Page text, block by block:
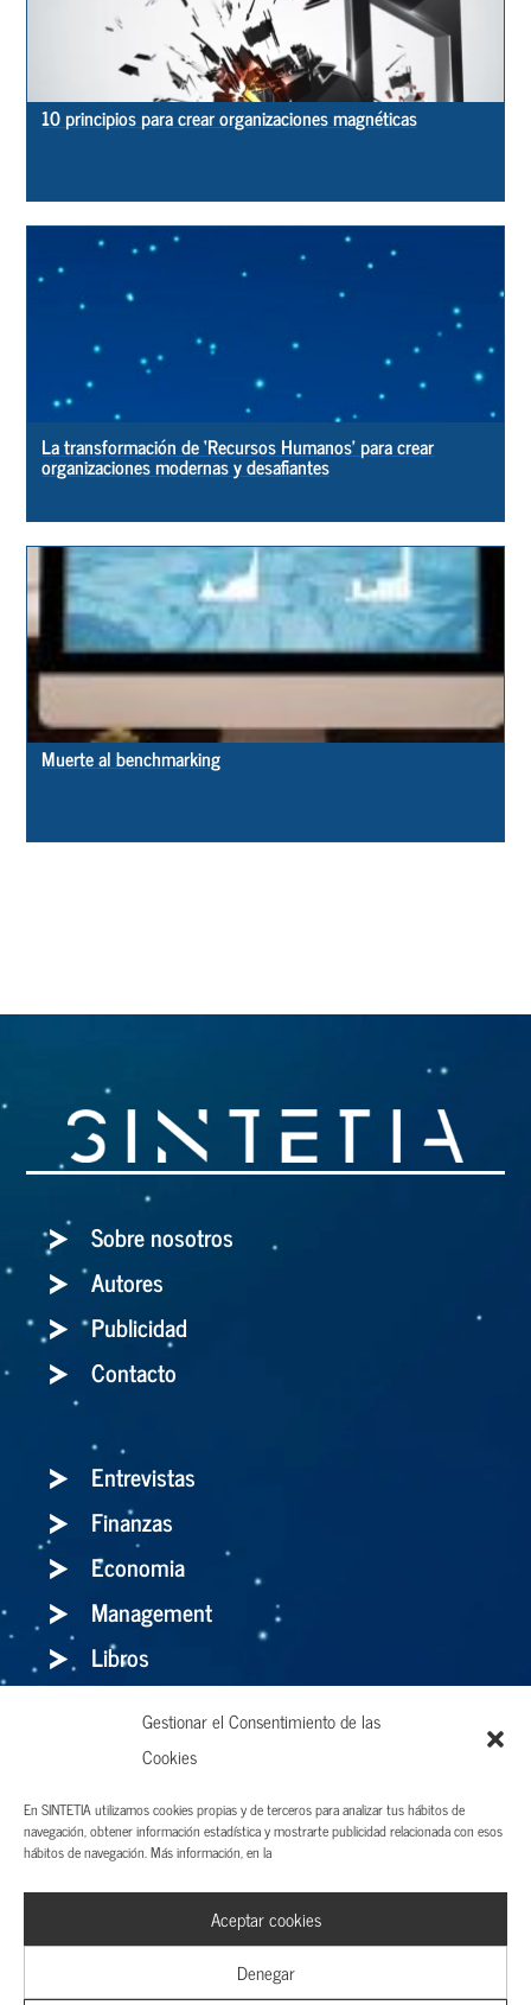
Gestionar el Consentimiento de las
Cookies
En SINTETIA utilizamos cookies propias y de terceros para analizar tus hábitos de
navegación, obtener información estadística y mostrarte publicidad relacionada con esos
hábitos de navegación. Más información, en la
Aceptar cookies
Denegar
10 principios para crear organizaciones magnéticas
La transformación de ‘Recursos Humanos’ para crear
organizaciones modernas y desafiantes
Muerte al benchmarking
Sobre nosotros
Autores
Publicidad
Contacto
Entrevistas
Finanzas
Economia
Management
Libros
Holaluz: para bien o para mal, el storytelling
es el arma definitiva
Aviso legal y Términos de uso
Política de privacidad